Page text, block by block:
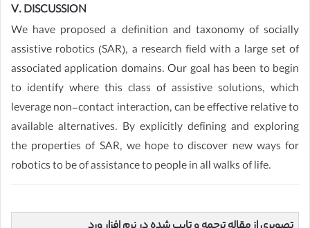
V. DISCUSSION
We have proposed a definition and taxonomy of socially
assistive robotics (SAR), a research field with a large set of
associated application domains. Our goal has been to begin
to identify where this class of assistive solutions, which
leverage non-contact interaction, can be effective relative to
available alternatives. By explicitly defining and exploring
the properties of SAR, we hope to discover new ways for
robotics to be of assistance to people in all walks of life.